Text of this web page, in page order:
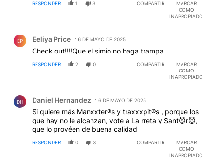
RESPONDER 1 3 COMPARTIR
MARCAR
COMO
INAPROPIADO
EP Eeliya Price 6 DE MAYO DE 2025
Check out!!!!Que el simio no haga trampa
RESPONDER 2 0 COMPARTIR
MARCAR
COMO
INAPROPIADO
DH Daniel Hernandez 6 DE MAYO DE 2025
Si quiere más Manxxter®s y traxxxpit®s , porque los
que hay no le alcanzan, vote a La rreta y Sant😈r😈,
que lo provéen de buena calidad
RESPONDER 0 3 COMPARTIR
MARCAR
COMO
INAPROPIADO